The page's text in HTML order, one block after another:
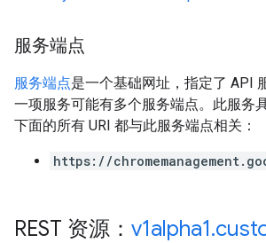
服务端点
服务端点是一个基础网址，指定了 API
一项服务可能有多个服务端点。此服务
下面的所有 URI 都与此服务端点相关：
https://
REST 资源： v1alpha1.